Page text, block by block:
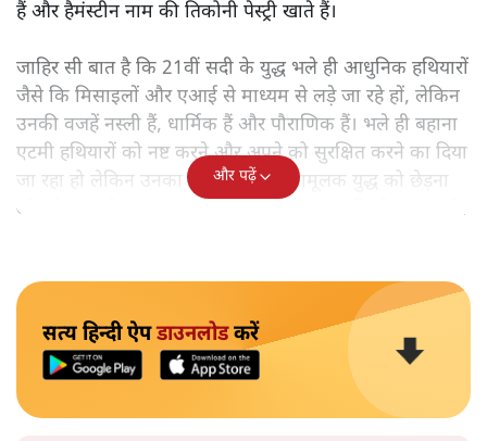
हैं और हैमंस्टीन नाम की तिकोनी पेस्ट्री खाते हैं।
जाहिर सी बात है कि 21वीं सदी के युद्ध भले ही आधुनिक हथियारों
जैसे कि मिसाइलों और एआई से माध्यम से लड़े जा रहे हों, लेकिन
उनकी वजहें नस्ली हैं, धार्मिक हैं और पौराणिक हैं। भले ही बहाना
एटमी हथियारों को नष्ट करने और अपने को सुरक्षित करने का दिया
जा रहा हो लेकिन उनका लक्ष्य एक सभ्यतामूलक युद्ध को छेड़ना
और भेदभाव के आधार पर एक विश्व व्यवस्था का निर्माण करना है।
और पढ़ें
सत्य हिन्दी ऐपडाउनलोडकरें